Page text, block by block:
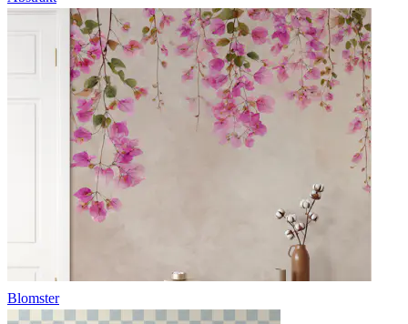
Blomster